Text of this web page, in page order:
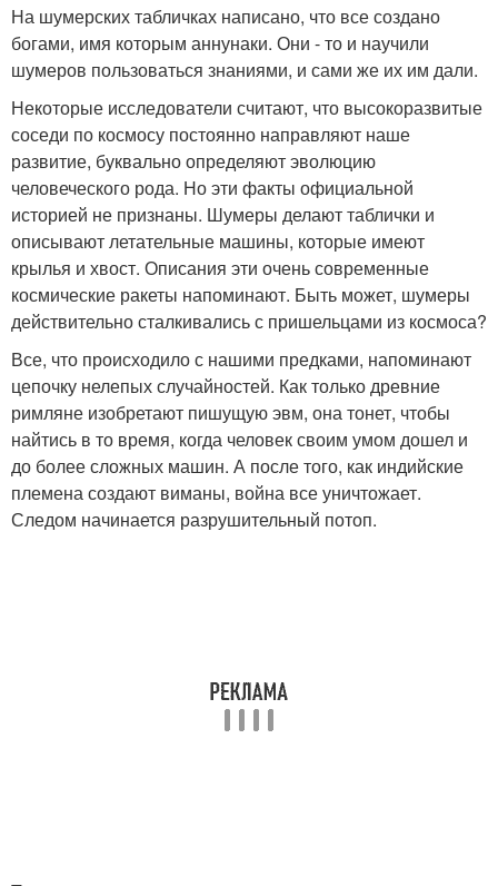
На шумерских табличках написано, что все создано
богами, имя которым аннунаки. Они - то и научили
шумеров пользоваться знаниями, и сами же их им дали.
Некоторые исследователи считают, что высокоразвитые
соседи по космосу постоянно направляют наше
развитие, буквально определяют эволюцию
человеческого рода. Но эти факты официальной
историей не признаны. Шумеры делают таблички и
описывают летательные машины, которые имеют
крылья и хвост. Описания эти очень современные
космические ракеты напоминают. Быть может, шумеры
действительно сталкивались с пришельцами из космоса?
Все, что происходило с нашими предками, напоминают
цепочку нелепых случайностей. Как только древние
римляне изобретают пишущую эвм, она тонет, чтобы
найтись в то время, когда человек своим умом дошел и
до более сложных машин. А после того, как индийские
племена создают виманы, война все уничтожает.
Следом начинается разрушительный потоп.